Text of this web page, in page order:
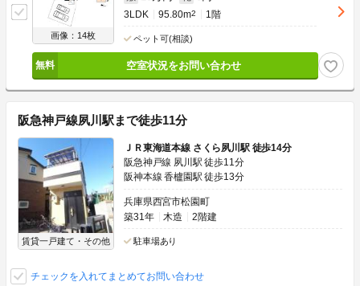
画像：14枚
3LDK 95.80m2 1階
ペット可(相談)
空室状況をお問い合わせ
阪急神戸線夙川駅まで徒歩11分
賃貸一戸建て・その他
ＪＲ東海道本線 さくら夙川駅 徒歩14分
阪急神戸線 夙川駅 徒歩11分
阪神本線 香櫨園駅 徒歩13分
兵庫県西宮市松園町
築31年
木造 2階建
駐車場あり
チェックを入れてまとめてお問い合わせ